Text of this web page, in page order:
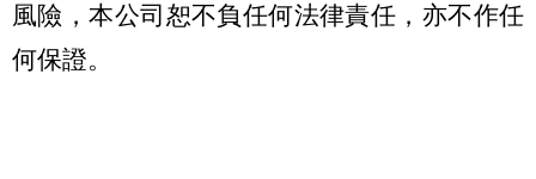
風險，本公司恕不負任何法律責任，亦不作任
何保證。